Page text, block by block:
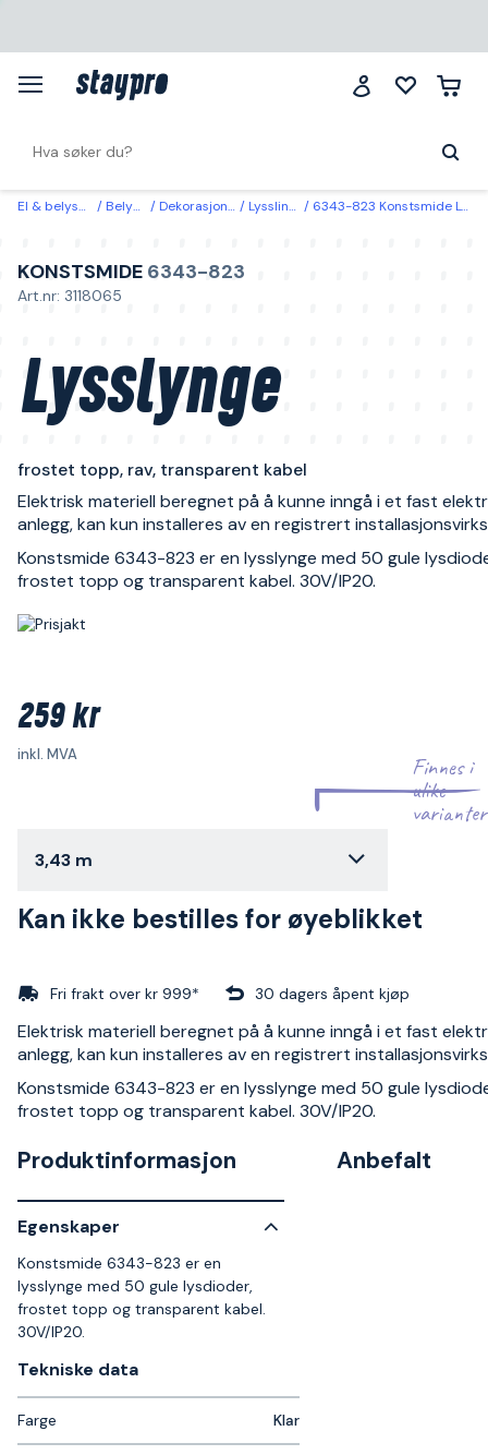
El & belysning Belysning Dekorasjonsbelysning Lysslinger & lysnett 6343-823 Konstsmide Lysslynge frostet topp, rav, transparent kabel 3,43 m
KONSTSMIDE 6343-823
Art.nr: 3118065
Lysslynge
frostet topp, rav, transparent kabel
Elektrisk materiell beregnet på å kunne inngå i et fast
anlegg, kan kun installeres av en registrert
Konstsmide 6343-823 er en lysslynge med 50 gule
frostet topp og transparent kabel. 30V/IP20.
259 kr
inkl. MVA
Finnes i
ulike
varianter
3,43 m
Kan ikke bestilles for øyeblikket
Fri frakt over kr 999* 30 dagers åpent kjøp
Elektrisk materiell beregnet på å kunne inngå i et fast
anlegg, kan kun installeres av en registrert
Konstsmide 6343-823 er en lysslynge med 50 gule
frostet topp og transparent kabel. 30V/IP20.
Produktinformasjon
Egenskaper
Konstsmide 6343-823 er en
lysslynge med 50 gule lysdioder,
frostet topp og transparent kabel.
30V/IP20.
Tekniske data​
Farge Klar
Anbefalt